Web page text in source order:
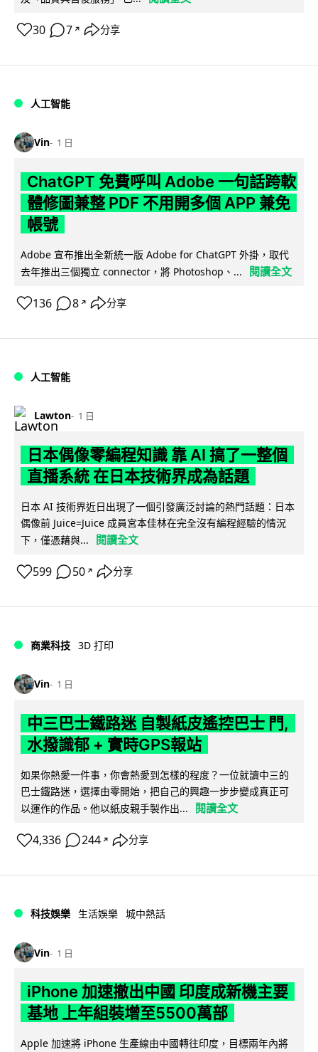
30 7 ↗ 分享
人工智能
Vin 1 日
ChatGPT 免費呼叫 Adobe 一句話跨軟
體修圖兼整 PDF 不用開多個 APP 兼免
帳號
Adobe 宣布推出全新統一版 Adobe for ChatGPT 外掛，取代
去年推出三個獨立 connector，將 Photoshop、...
閱讀全文
136 8 ↗ 分享
人工智能
Lawton 1 日
日本偶像零編程知識 靠 AI 搞了一整個
直播系統 在日本技術界成為話題
日本 AI 技術界近日出現了一個引發廣泛討論的熱門話題：日本
偶像前 Juice=Juice 成員宮本佳林在完全沒有編程經驗的情況
下，僅憑藉與...
閱讀全文
599 50 ↗ 分享
商業科技 3D 打印
Vin 1 日
中三巴士鐵路迷 自製紙皮遙控巴士 門,
水撥識郁 + 實時GPS報站
如果你熱愛一件事，你會熱愛到怎樣的程度？一位就讀中三的
巴士鐵路迷，選擇由零開始，把自己的興趣一步步變成真正可
以運作的作品。他以紙皮親手製作出...
閱讀全文
4,336 244 ↗ 分享
科技娛樂 生活娛樂 城中熱話
Vin 1 日
iPhone 加速撤出中國 印度成新機主要
基地 上年組裝增至5500萬部
Apple 加速將 iPhone 生產線由中國轉往印度，目標兩年內將